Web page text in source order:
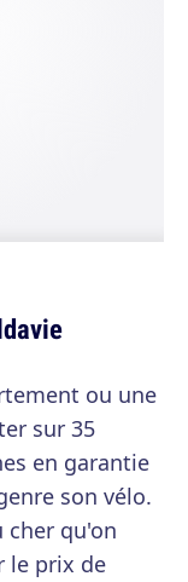
ou une
sur 35
en garantie
son vélo.
cher qu'on
le prix de